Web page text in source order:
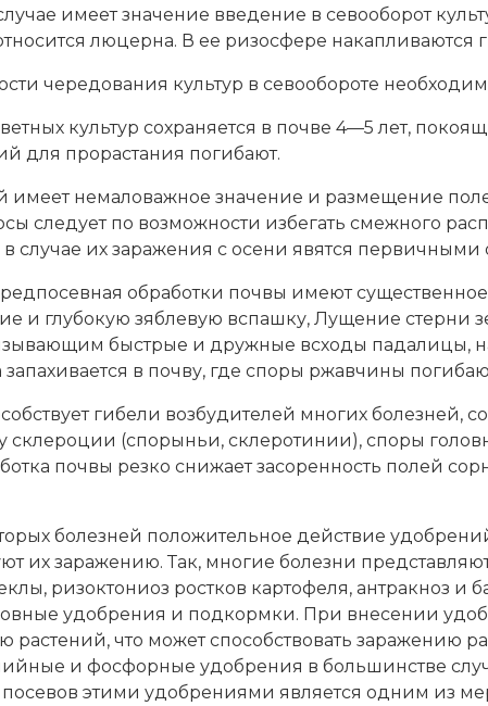
имеет значение введение в севооборот
люцерна. В ее ризосфере накапливаются
чередования культур в севообороте
культур сохраняется в почве 4—5 лет,
для прорастания погибают.
имеет немаловажное значение и размещение
следует по возможности избегать смежного
в случае их заражения с осени явятся
обработки почвы имеют
и глубокую зяблевую вспашку, Лущение стерни
быстрые и дружные всходы падалицы,
в почву, где споры ржавчины
гибели возбудителей многих болезней,
склероции (спорыньи, склеротинии), споры
почвы резко снижает засоренность полей
болезней положительное действие
их заражению. Так, многие болезни
ризоктониоз ростков картофеля, антракноз
удобрения и подкормки. При внесении
что может способствовать заражению
и фосфорные удобрения в большинстве
этими удобрениями является одним из